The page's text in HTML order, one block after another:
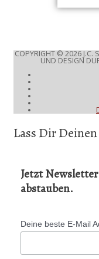
COPYRIGHT © 2026J.C.
UND DESIGN
Lass Dir
Jetzt
abstauben.
Deine beste E-Mail